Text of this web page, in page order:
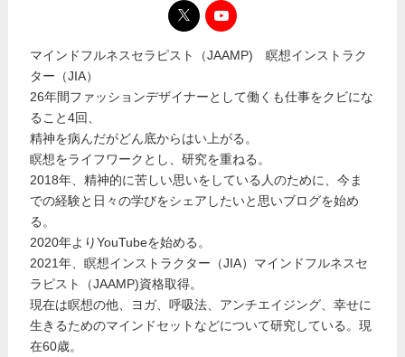
マインドフルネスセラピスト（JAAMP) 瞑想インストラク
ター（JIA）
26年間ファッションデザイナーとして働くも仕事をクビにな
ること4回、
精神を病んだがどん底からはい上がる。
瞑想をライフワークとし、研究を重ねる。
2018年、精神的に苦しい思いをしている人のために、今ま
での経験と日々の学びをシェアしたいと思いブログを始め
る。
2020年よりYouTubeを始める。
2021年、瞑想インストラクター（JIA）マインドフルネスセ
ラピスト（JAAMP)資格取得。
現在は瞑想の他、ヨガ、呼吸法、アンチエイジング、幸せに
生きるためのマインドセットなどについて研究している。現
在60歳。